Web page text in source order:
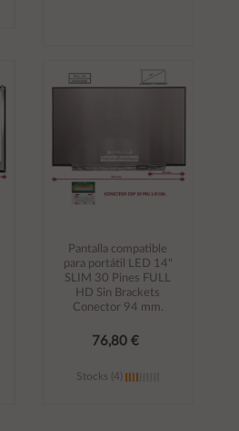
carrito
Pantalla compatible
para portátil LED 14"
SLIM 30 Pines FULL
HD Sin Brackets
Conector 94 mm.
76,80 €
Stocks (4)